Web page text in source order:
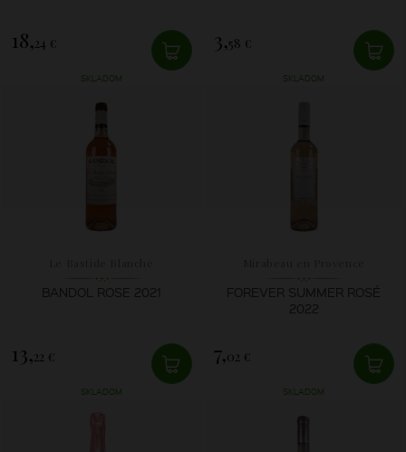
18,24 €
SKLADOM
3,58 €
SKLADOM
BANDOL ROSE 2021
13,22 €
SKLADOM
FOREVER SUMMER ROSÉ
2022
7,02 €
SKLADOM